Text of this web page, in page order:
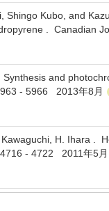
Shingo Kubo, and
. Canadian
and
- 5966 2013年8月
H. Ihara .
- 4722 2011年5月